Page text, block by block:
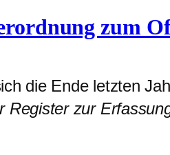
zum
die Ende letzten
Register zur